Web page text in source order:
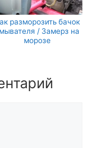
разморозить бачок
/ Замерз на
морозе